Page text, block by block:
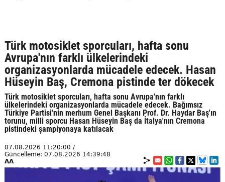
Türk motosiklet sporcuları, hafta sonu
Avrupa'nın farklı ülkelerindeki
organizasyonlarda mücadele edecek. Hasan
Hüseyin Baş, Cremona pistinde ter dökecek
Türk motosiklet sporcuları, hafta sonu Avrupa'nın farklı
ülkelerindeki organizasyonlarda mücadele edecek. Bağımsız
Türkiye Partisi'nin merhum Genel Başkanı Prof. Dr. Haydar Baş'ın
torunu, milli sporcu Hasan Hüseyin Baş da İtalya'nın Cremona
pistindeki şampiyonaya katılacak
07.08.2026 11:20:00 /
Güncelleme: 07.08.2026 14:39:48
AA